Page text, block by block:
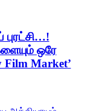
புரட்சி…!
ஒரே
Market’